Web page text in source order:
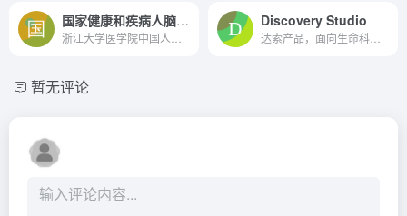
国家健康和疾病人脑组织 Discovery Studio
暂无评论